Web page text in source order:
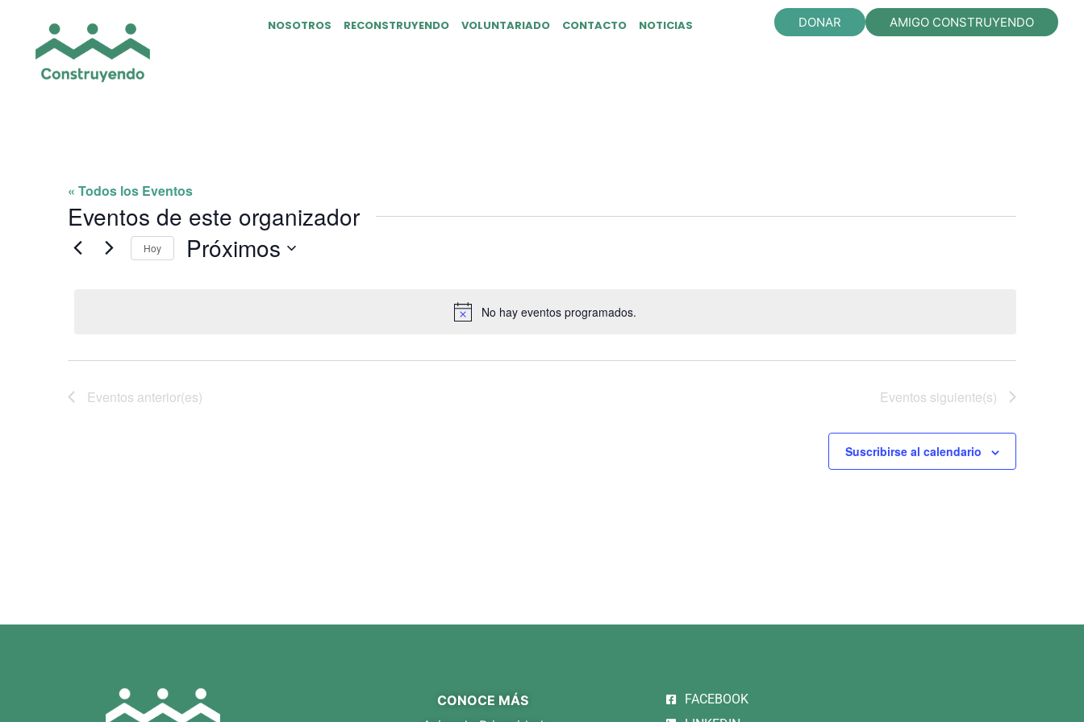
NOSOTROS RECONSTRUYENDO VOLUNTARIADO CONTACTO NOTICIAS DONAR AMIGO CONSTRUYENDO
« Todos los Eventos
Eventos de este organizador
Aviso
No hay eventos programados.
Hoy Próximos
Eventos anterior(es) Eventos siguiente(s)
Suscribirse al calendario
CONOCE MÁS
FACEBOOK